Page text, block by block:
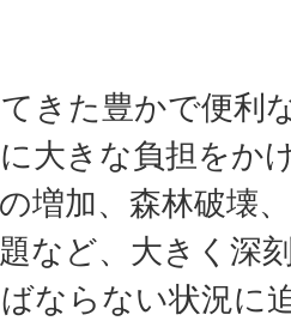
きた豊かで便利
大きな負担をか
増加、森林破壊
など、大きく深
ならない状況に